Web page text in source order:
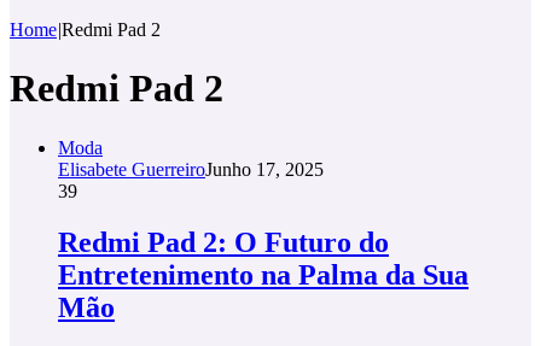
Home|Redmi Pad 2
Redmi Pad 2
Moda
Elisabete GuerreiroJunho 17, 2025
39
Redmi Pad 2: O Futuro do
Entretenimento na Palma da Sua
Mão